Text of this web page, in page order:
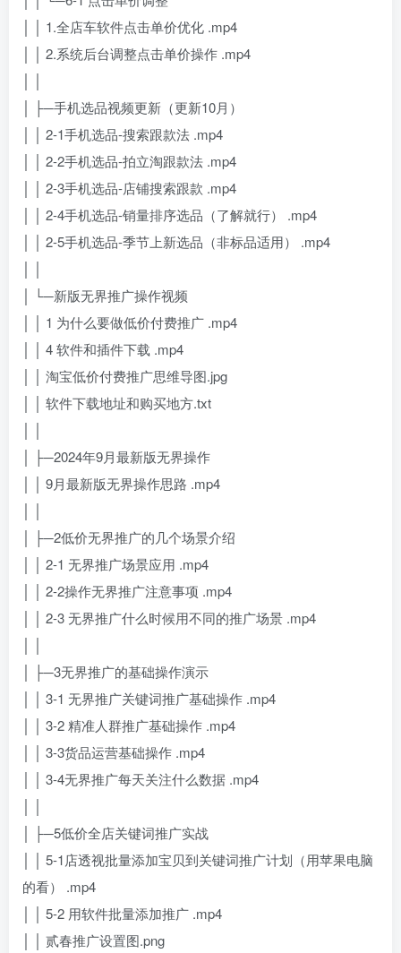
│ │ 1.全店车软件点击单价优化 .mp4
│ │ 2.系统后台调整点击单价操作 .mp4
│ ├─手机选品视频更新（更新10月）
│ │ 2-1手机选品-搜索跟款法 .mp4
│ │ 2-2手机选品-拍立淘跟款法 .mp4
│ │ 2-3手机选品-店铺搜索跟款 .mp4
│ │ 2-4手机选品-销量排序选品（了解就行） .mp4
│ │ 2-5手机选品-季节上新选品（非标品适用） .mp4
│ └─新版无界推广操作视频
│ │ 1 为什么要做低价付费推广 .mp4
│ │ 4 软件和插件下载 .mp4
│ │ 淘宝低价付费推广思维导图.jpg
│ │ 软件下载地址和购买地方.txt
│ ├─2024年9月最新版无界操作
│ │ 9月最新版无界操作思路 .mp4
│ ├─2低价无界推广的几个场景介绍
│ │ 2-1 无界推广场景应用 .mp4
│ │ 2-2操作无界推广注意事项 .mp4
│ │ 2-3 无界推广什么时候用不同的推广场景 .mp4
│ ├─3无界推广的基础操作演示
│ │ 3-1 无界推广关键词推广基础操作 .mp4
│ │ 3-2 精准人群推广基础操作 .mp4
│ │ 3-3货品运营基础操作 .mp4
│ │ 3-4无界推广每天关注什么数据 .mp4
│ ├─5低价全店关键词推广实战
│ │ 5-1店透视批量添加宝贝到关键词推广计划（用苹果电脑
的看） .mp4
│ │ 5-2 用软件批量添加推广 .mp4
│ │ 贰春推广设置图.png